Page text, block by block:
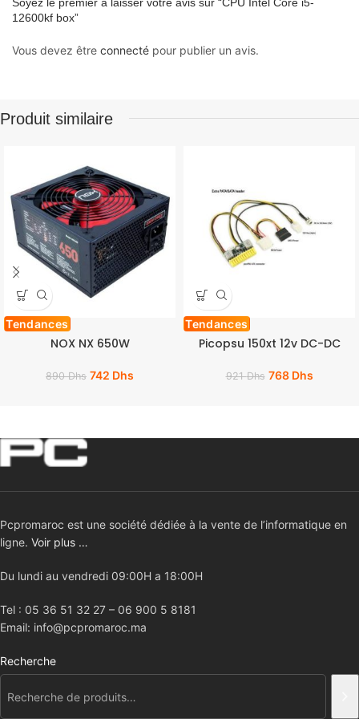
12600kf box”
Vous devez être connecté pour publier un avis.
Produit similaire
Tendances
NOX NX 650W
890Dhs 742 Dhs
Tendances
Picopsu 150xt 12v DC-DC
921Dhs 768 Dhs
Pcpromaroc est une société dédiée à la vente de l’informatique en
ligne. Voir plus …
Du lundi au vendredi 09:00H a 18:00H
Tel : 05 36 51 32 27 – 06 900 5 8181
Email: info@pcpromaroc.ma
Recherche